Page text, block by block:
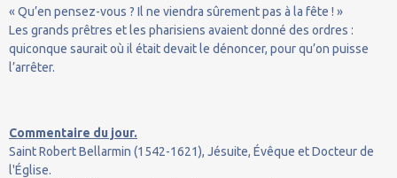
« Qu’en pensez-vous ? Il ne viendra sûrement pas à la fête ! »
Les grands prêtres et les pharisiens avaient donné des ordres :
quiconque saurait où il était devait le dénoncer, pour qu’on puisse
l’arrêter.
Commentaire du jour.
Saint Robert Bellarmin (1542-1621), Jésuite, Évêque et Docteur de
l'Église.